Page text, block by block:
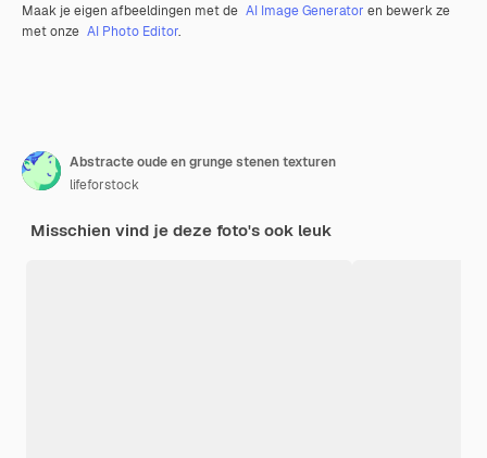
Maak je eigen afbeeldingen met de AI Image Generator en bewerk ze
met onze AI Photo Editor.
Abstracte oude en grunge stenen texturen
lifeforstock
Misschien vind je deze foto's ook leuk